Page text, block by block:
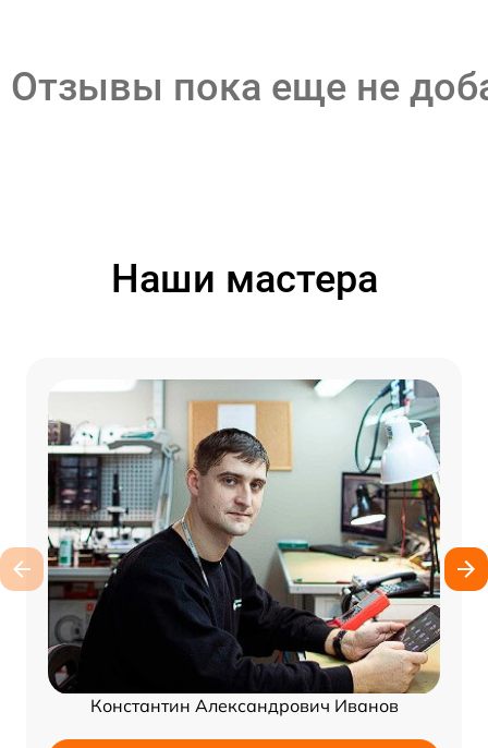
Отзывы пока еще не
Наши мастера
Константин Александрович Иванов